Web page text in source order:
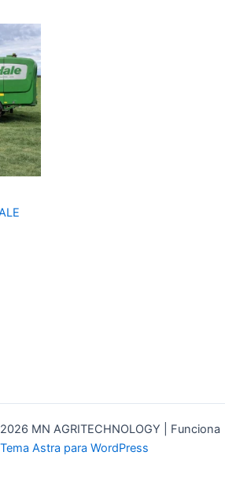
MN AGRITECHNOLOGY | Funciona
Tema Astra para WordPress